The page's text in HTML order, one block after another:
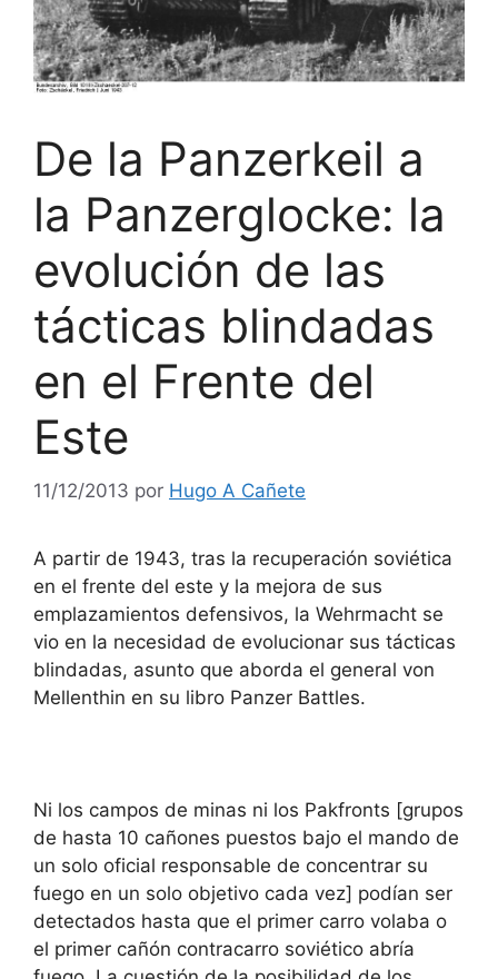
De la Panzerkeil a
la Panzerglocke: la
evolución de las
tácticas blindadas
en el Frente del
Este
11/12/2013 por Hugo A Cañete
A partir de 1943, tras la recuperación soviética
en el frente del este y la mejora de sus
emplazamientos defensivos, la Wehrmacht se
vio en la necesidad de evolucionar sus tácticas
blindadas, asunto que aborda el general von
Mellenthin en su libro Panzer Battles.
Ni los campos de minas ni los Pakfronts [grupos
de hasta 10 cañones puestos bajo el mando de
un solo oficial responsable de concentrar su
fuego en un solo objetivo cada vez] podían ser
detectados hasta que el primer carro volaba o
el primer cañón contracarro soviético abría